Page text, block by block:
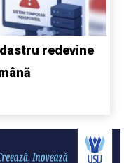
redevine